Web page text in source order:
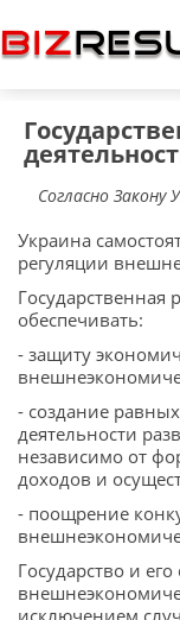
Согласно Закону
Украина
регуляции
обеспечивать:
- защиту
- создание
деятельности
независимо от
доходов и
- поощрение
Государство и
исключением